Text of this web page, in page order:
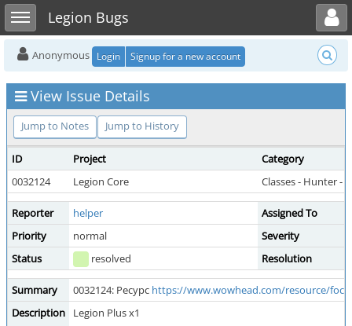
Toggle sidebarLegion Bugs
Toggle user menu
Anonymous Login Signup for a new account
View Issue Details
Jump to Notes Jump to History
ID Project
Category
0032124
Legion Core Classes - Hunter -
Reporter helper
Assigned To
Priority
normal
Severity
Status
resolved Resolution
Summary 0032124: Ресурс https://www.wowhead.com/resource/
Description
Legion Plus x1